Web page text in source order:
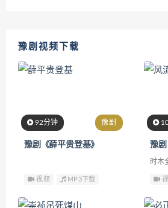
豫剧视频下载
92分钟 豫剧
豫剧《薛平贵登基》
视频 MP3下载
豫剧
时木